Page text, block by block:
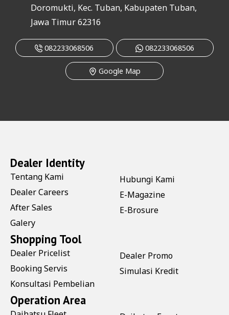
Doromukti, Kec. Tuban, Kabupaten Tuban,
Jawa Timur 62316
082233068506 082233068506
Google Map
Dealer Identity
Tentang Kami
Dealer Careers
After Sales
Galery
Hubungi Kami
E-Magazine
E-Brosure
Shopping Tool
Dealer Pricelist
Booking Servis
Konsultasi Pembelian
Dealer Promo
Simulasi Kredit
Operation Area